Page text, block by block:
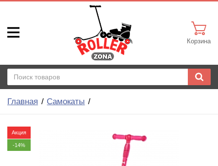
Корзина
Главная Самокаты
Акция
-14%